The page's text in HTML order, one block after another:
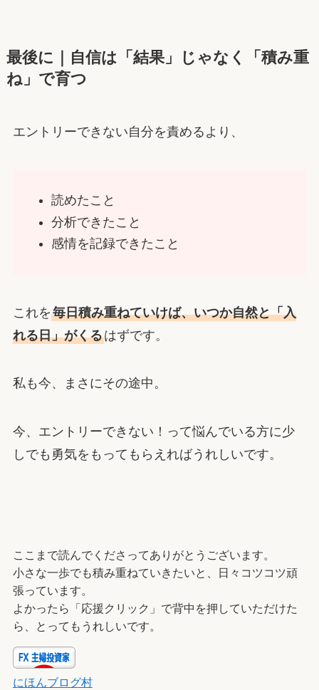
最後に｜自信は「結果」じゃなく「積み重
ね」で育つ
エントリーできない自分を責めるより、
読めたこと
分析できたこと
感情を記録できたこと
これを毎日積み重ねていけば、いつか自然と「入
れる日」がくるはずです。
私も今、まさにその途中。
今、エントリーできない！って悩んでいる方に少
しでも勇気をもってもらえればうれしいです。
ここまで読んでくださってありがとうございます。
小さな一歩でも積み重ねていきたいと、日々コツコツ頑
張っています。
よかったら「応援クリック」で背中を押していただけた
ら、とってもうれしいです。
にほんブログ村